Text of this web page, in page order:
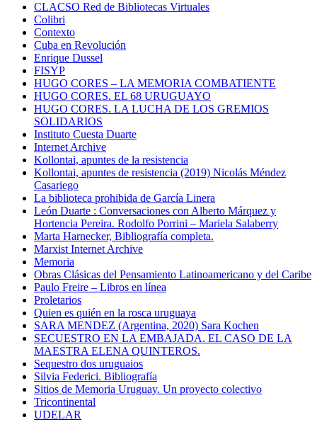
CLACSO Red de Bibliotecas Virtuales
Colibri
Contexto
Cuba en Revolución
Enrique Dussel
FISYP
HUGO CORES – LA MEMORIA COMBATIENTE
HUGO CORES. EL 68 URUGUAYO
HUGO CORES. LA LUCHA DE LOS GREMIOS
SOLIDARIOS
Instituto Cuesta Duarte
Internet Archive
Kollontai, apuntes de la resistencia
Kollontai, apuntes de resistencia (2019) Nicolás Méndez
Casariego
La biblioteca prohibida de García Linera
León Duarte : Conversaciones con Alberto Márquez y
Hortencia Pereira. Rodolfo Porrini – Mariela Salaberry
Marta Harnecker, Bibliografía completa.
Marxist Internet Archive
Memoria
Obras Clásicas del Pensamiento Latinoamericano y del Caribe
Paulo Freire – Libros en línea
Proletarios
Quien es quién en la rosca uruguaya
SARA MENDEZ (Argentina, 2020) Sara Kochen
SECUESTRO EN LA EMBAJADA. EL CASO DE LA
MAESTRA ELENA QUINTEROS.
Sequestro dos uruguaios
Silvia Federici. Bibliografía
Sitios de Memoria Uruguay. Un proyecto colectivo
Tricontinental
UDELAR